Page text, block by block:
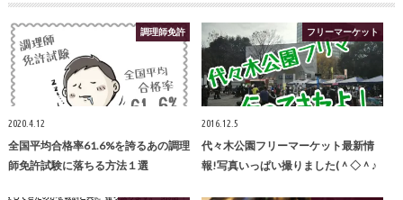
調理師免許
2020.4.12
全国平均合格率61.6%を誇るあの調理
師免許試験に落ちる方法１選
フリーマーケット
2016.12.5
代々木公園フリーマーケット最新情
報!写真いっぱい撮りました(＾◇＾♪